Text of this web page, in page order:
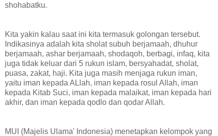
shohabatku.
Kita yakin kalau saat ini kita termasuk golongan tersebut.
Indikasinya adalah kita sholat subuh berjamaah, dhuhur
berjamaah, ashar berjamaah, shodaqoh, berbagi, infaq, kita
juga tidak keluar dari 5 rukun islam, bersyahadat, sholat,
puasa, zakat, haji. Kita juga masih menjaga rukun iman,
yaitu iman kepada ALlah, iman kepada rosul Allah, iman
kepada Kitab Suci, iman kepada malaikat, iman kepada hari
akhir, dan iman kepada qodlo dan qodar Allah.
MUI (Majelis Ulama' Indonesia) menetapkan kelompok yang